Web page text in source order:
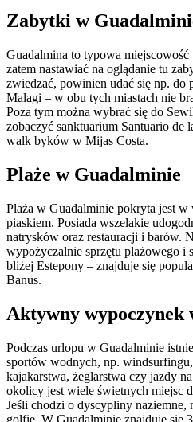
Zabytki w
Guadalmina to typowa
zatem nastawiać na oglądanie tu
zwiedzać, powinien udać się np.
Malagi – w obu tych miastach nie
Poza tym można wybrać się do
zobaczyć sanktuarium Santuario de
walk byków w Mijas Costa.
Plaże w Guadalminie
Plaża w Guadalminie pokryta jest w
piaskiem. Posiada wszelakie
natrysków oraz restauracji i barów.
wypożyczalnie sprzętu plażowego i
bliżej Estepony – znajduje się
Banus.
Aktywny wypoczynek
Podczas urlopu w Guadalminie
sportów wodnych, np.
kajakarstwa, żeglarstwa czy jazdy
okolicy jest wiele świetnych miejsc
Jeśli chodzi o dyscypliny naziemne,
golfie. W Guadalminie znajduje się